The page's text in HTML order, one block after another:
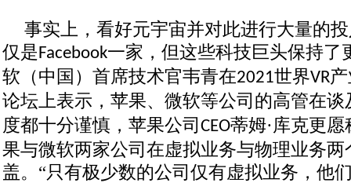
事实上，看好元宇宙并对此进行大量的
仅是Facebook一家，但这些科技巨头保持了
软（中国）首席技术官韦青在2021世界VR
论坛上表示，苹果、微软等公司的高管在谈
度都十分谨慎，苹果公司CEO蒂姆·库克更
果与微软两家公司在虚拟业务与物理业务两
盖。“只有极少数的公司仅有虚拟业务，他